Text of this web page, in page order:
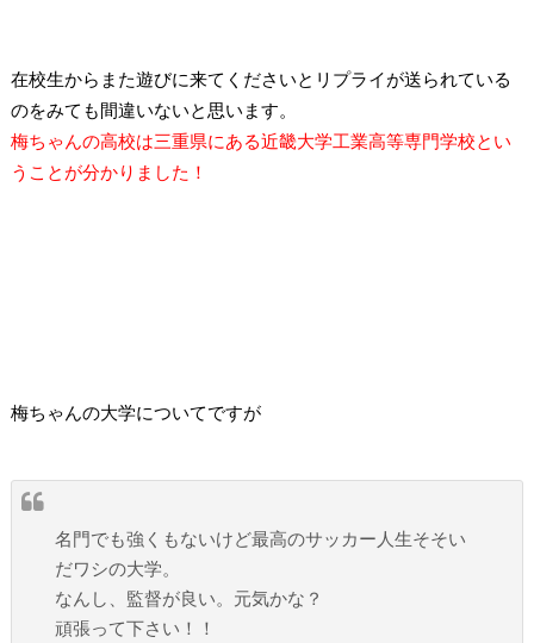
在校生からまた遊びに来てくださいとリプライが送られている
のをみても間違いないと思います。
梅ちゃんの高校は三重県にある近畿大学工業高等専門学校とい
うことが分かりました！
梅ちゃんの大学についてですが
名門でも強くもないけど最高のサッカー人生そそい
だワシの大学。
なんし、監督が良い。元気かな？
頑張って下さい！！